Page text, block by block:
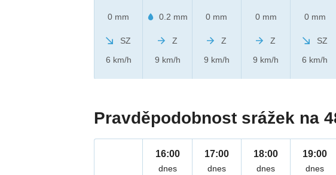
0 mm
SZ
6 km/h
0.2 mm
Z
9 km/h
0 mm
Z
9 km/h
0 mm
Z
9 km/h
0 mm
SZ
6 km/h
Pravděpodobnost srážek na
16:00
dnes
17:00
dnes
18:00
dnes
19:00
dnes